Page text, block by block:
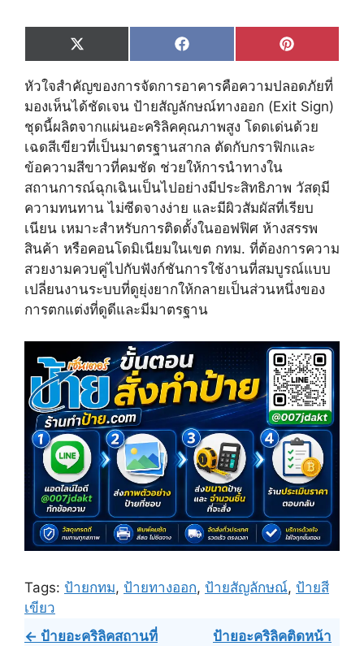
Share
on
X
(
w
i
t
e
r
)
Share
on
F
a
e
b
o
k
Share
on
P
i
t
e
r
e
s
หัวใจสำคัญของการจัดการอาคารคือความปลอดภัยที่
มองเห็นได้ชัดเจน ป้ายสัญลักษณ์ทางออก (Exit Sign)
ชุดนี้ผลิตจากแผ่นอะคริลิคคุณภาพสูง โดดเด่นด้วย
เฉดสีเขียวที่เป็นมาตรฐานสากล ตัดกับกราฟิกและ
ข้อความสีขาวที่คมชัด ช่วยให้การนำทางใน
สถานการณ์ฉุกเฉินเป็นไปอย่างมีประสิทธิภาพ วัสดุมี
ความทนทาน ไม่ซีดจางง่าย และมีผิวสัมผัสที่เรียบ
เนียน เหมาะสำหรับการติดตั้งในออฟฟิศ ห้างสรรพ
สินค้า หรือคอนโดมิเนียมในเขต กทม. ที่ต้องการความ
สวยงามควบคู่ไปกับฟังก์ชันการใช้งานที่สมบูรณ์แบบ
เปลี่ยนงานระบบที่ดูยุ่งยากให้กลายเป็นส่วนหนึ่งของ
การตกแต่งที่ดูดีและมีมาตรฐาน
Tags: ป้ายกทม, ป้ายทางออก, ป้ายสัญลักษณ์, ป้ายสี
เขียว
Post
← ป้ายอะคริลิคสถานที่ ป้ายอะคริลิคติดหน้า